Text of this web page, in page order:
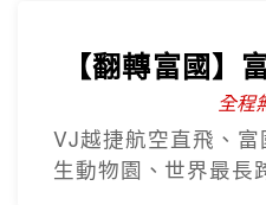
【翻轉富國】
全程
VJ越捷航空直飛、
生動物園、世界最長